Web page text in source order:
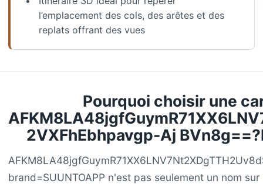
l’emplacement des cols, des arêtes et des
replats offrant des vues
Pourquoi choisir une
2VXFhEbhpavgp-Aj
brand=SUUNTOAPP n'est pas seulement un nom